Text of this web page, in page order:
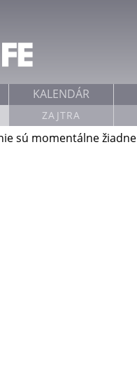
sú momentálne žiadne
KALENDÁR
ZAJTRA